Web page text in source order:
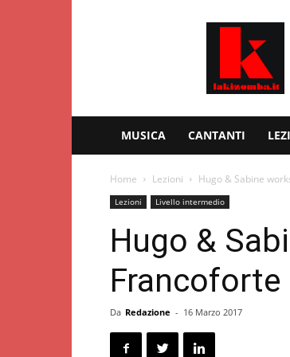
MUSICA CANTANTI
Home Lezioni Hugo & Sabine
Lezioni Livello intermedio
Hugo &
Da Redazione - 16 Marzo 2017